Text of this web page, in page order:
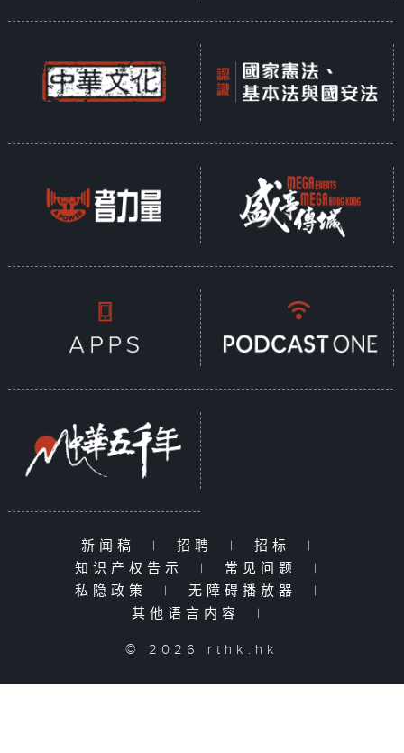
新闻稿 | 招聘 | 招标
|
知识产权告示
| 常见问题
|
私隐政策
| 无障碍播放器
|
其他语言内容
|
© 2026 rthk.hk